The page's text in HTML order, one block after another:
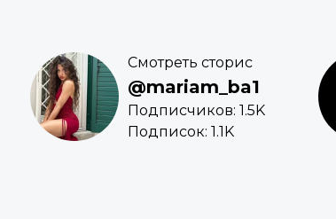
Смотреть сторис
@mariam_ba1
Подписчиков: 1.5K
Подписок: 1.1K